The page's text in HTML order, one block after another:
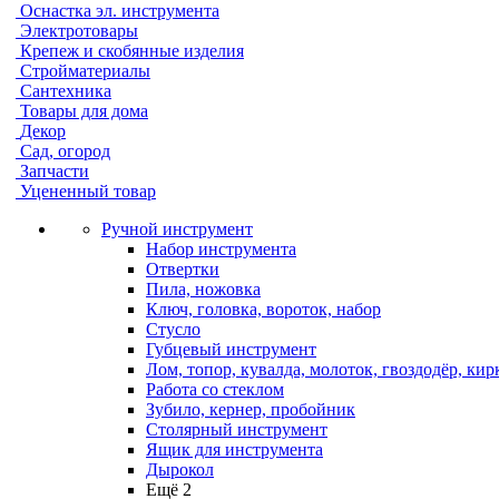
Оснастка эл. инструмента
Электротовары
Крепеж и скобянные изделия
Стройматериалы
Сантехника
Товары для дома
Декор
Сад, огород
Запчасти
Уцененный товар
Ручной инструмент
Набор инструмента
Отвертки
Пила, ножовка
Ключ, головка, вороток, набор
Стусло
Губцевый инструмент
Лом, топор, кувалда, молоток, гвоздодёр,
Работа со стеклом
Зубило, кернер, пробойник
Столярный инструмент
Ящик для инструмента
Дырокол
Ещё 2